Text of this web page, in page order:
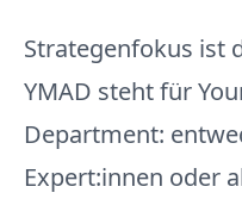
Strategenfokus ist
YMAD steht für
Department:
Expert:innen oder